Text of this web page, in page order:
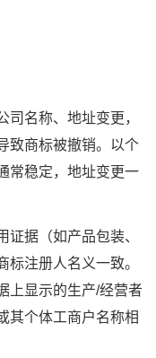
名称、地址变更，
致商标被撤销。以个
常稳定，地址变更一
据（如产品包装、
标注册人名义一致。
上显示的生产/经营者
其个体工商户名称相